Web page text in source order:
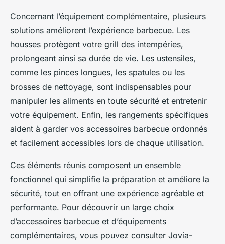
Concernant l’équipement complémentaire, plusieurs
solutions améliorent l’expérience barbecue. Les
housses protègent votre grill des intempéries,
prolongeant ainsi sa durée de vie. Les ustensiles,
comme les pinces longues, les spatules ou les
brosses de nettoyage, sont indispensables pour
manipuler les aliments en toute sécurité et entretenir
votre équipement. Enfin, les rangements spécifiques
aident à garder vos accessoires barbecue ordonnés
et facilement accessibles lors de chaque utilisation.
Ces éléments réunis composent un ensemble
fonctionnel qui simplifie la préparation et améliore la
sécurité, tout en offrant une expérience agréable et
performante. Pour découvrir un large choix
d’accessoires barbecue et d’équipements
complémentaires, vous pouvez consulter Jovia-